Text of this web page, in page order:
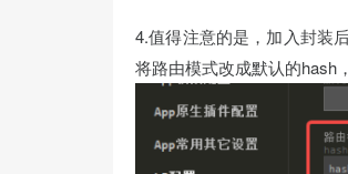
4.值得注意的是，加入封装
将路由模式改成默认的hash